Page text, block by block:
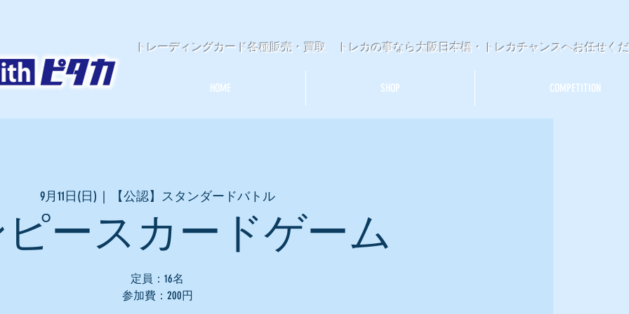
トレーディングカード各種販売・買取 トレカの事なら大阪日本橋・トレカチャンスへお任せく
HOME SHOP COMPETITION
9月11日(日)
  |
【公認】スタンダードバトル
ースカードゲーム
定員：16名
参加費：200円